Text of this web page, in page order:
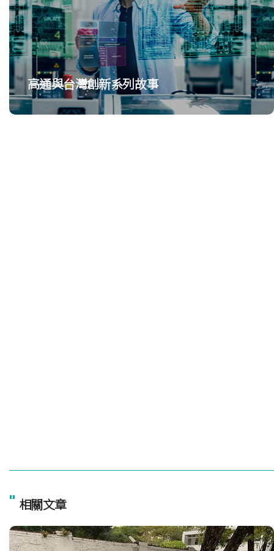
高通與台灣創新系列故事
" 相關文章